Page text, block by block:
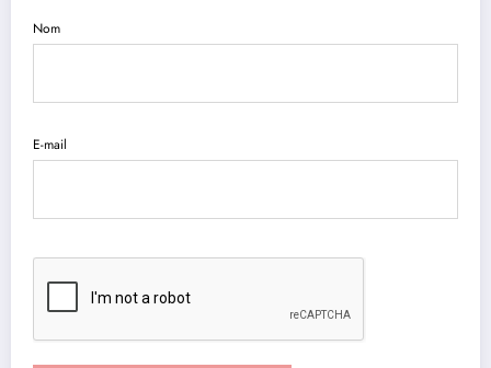
Nom
E-mail